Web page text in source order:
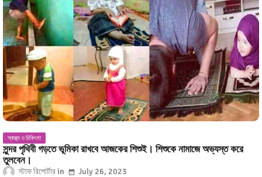
স্বাস্থ্য ও চিকিৎসা
সুন্দর পৃথিবী গড়তে ভূমিকা রাখবে আজকের শিশুই। শিশুকে নামাজে অভ্যস্ত করে
তুলবেন।
স্টাফ রিপোর্টার July 26, 2023